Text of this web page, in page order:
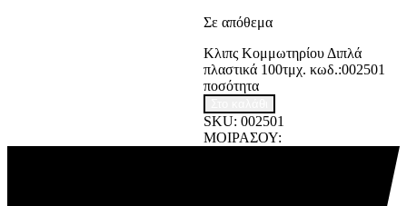
Σε απόθεμα
Κλιπς Κομμωτηρίου Διπλά
πλαστικά 100τμχ. κωδ.:002501
ποσότητα
SKU: 002501
ΜΟΙΡΑΣΟΥ: